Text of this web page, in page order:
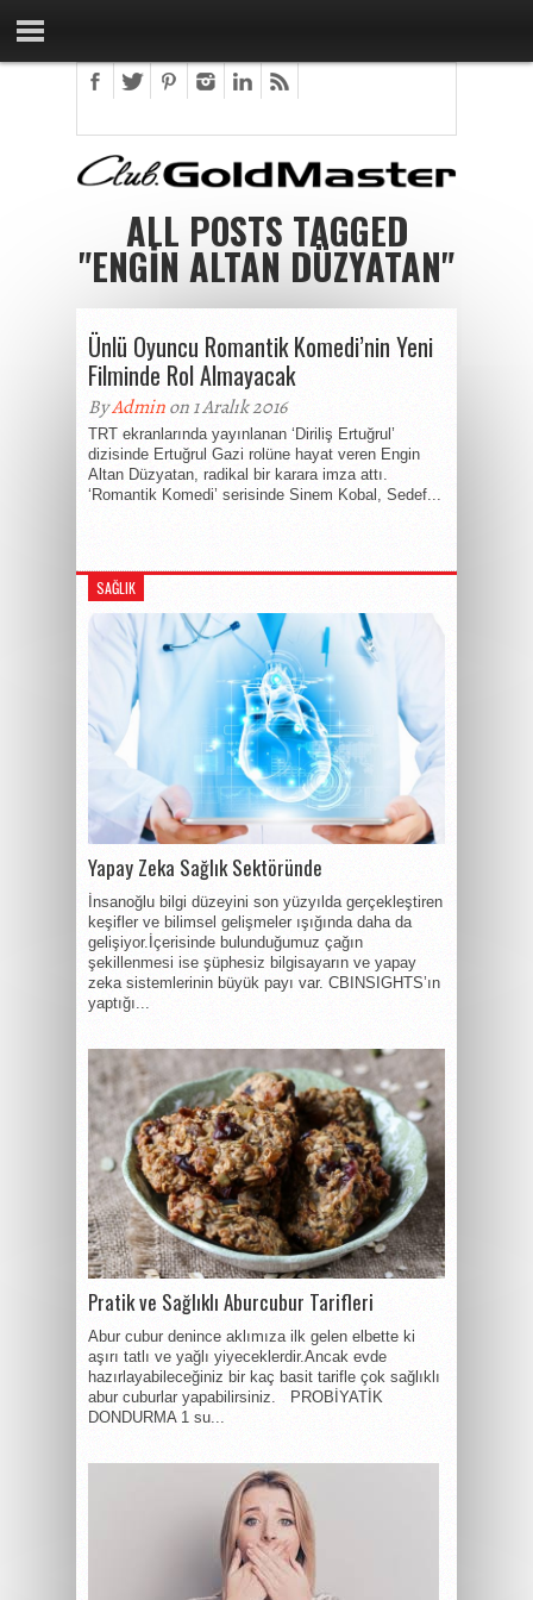
ALL POSTS TAGGED
"ENGIN ALTAN DÜZYATAN"
Ünlü Oyuncu Romantik Komedi’nin Yeni
Filminde Rol Almayacak
ByAdminon 1 Aralık 2016
TRT ekranlarında yayınlanan ‘Diriliş Ertuğrul’
dizisinde Ertuğrul Gazi rolüne hayat veren Engin
Altan Düzyatan, radikal bir karara imza attı.
‘Romantik Komedi’ serisinde Sinem Kobal, Sedef...
SAĞLIK
Yapay Zeka Sağlık Sektöründe
İnsanoğlu bilgi düzeyini son yüzyılda gerçekleştiren
keşifler ve bilimsel gelişmeler ışığında daha da
gelişiyor.İçerisinde bulunduğumuz çağın
şekillenmesi ise şüphesiz bilgisayarın ve yapay
zeka sistemlerinin büyük payı var. CBINSIGHTS’ın
yaptığı...
Pratik ve Sağlıklı Aburcubur Tarifleri
Abur cubur denince aklımıza ilk gelen elbette ki
aşırı tatlı ve yağlı yiyeceklerdir.Ancak evde
hazırlayabileceğiniz bir kaç basit tarifle çok sağlıklı
abur cuburlar yapabilirsiniz. PROBİYATİK
DONDURMA 1 su...